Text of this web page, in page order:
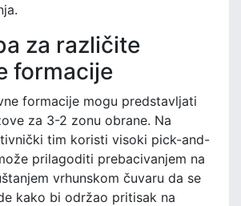
za različite
formacije
formacije mogu predstavljati
za 3-2 zonu obrane. Na
tim koristi visoki pick-and-
prilagoditi prebacivanjem na
vrhunskom čuvaru da se
kako bi održao pritisak na